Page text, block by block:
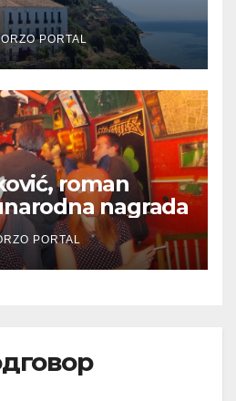
PORTAL
roman
nagrada
PORTAL